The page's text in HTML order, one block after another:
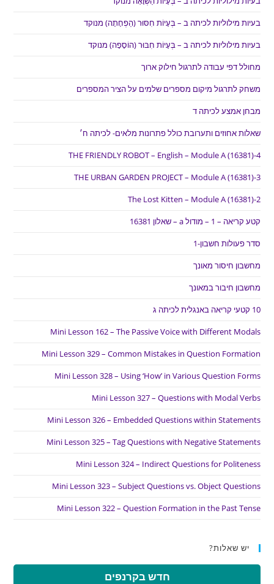
בעיות מילוליות לכיתה ב – בְּעָיוֹת חִסּוּר (הַפְחָתָה) מנוקד
בעיות מילוליות לכיתה ב – בְּעָיוֹת חִבּוּר (הוֹסָפָה) מנוקד
מחולל דפי עבודה לתרגול חילוק ארוך
משחק לתרגול מיקום מספרים שלמים על הציר המספרים
מבחן אמצע לכיתה ד
שאלות אחוזים ותערובת כולל פתרונות מלאים- לכיתה ח׳
THE FRIENDLY ROBOT – English – Module A (16381)-4
THE URBAN GARDEN PROJECT – Module A (16381)-3
The Lost Kitten – Module A (16381)-2
קטע קריאה – 1 – מודול a – שאלון 16381
סדר פעולות חשבון-1
מחשבון חיסור מאונך
מחשבון חיבור במאונך
10 קטעי קריאה באנגלית לכיתה ג
Mini Lesson 162 – The Passive Voice with Different Modals
Mini Lesson 329 – Common Mistakes in Question Formation
Mini Lesson 328 – Using ‘How’ in Various Question Forms
Mini Lesson 327 – Questions with Modal Verbs
Mini Lesson 326 – Embedded Questions within Statements
Mini Lesson 325 – Tag Questions with Negative Statements
Mini Lesson 324 – Indirect Questions for Politeness
Mini Lesson 323 – Subject Questions vs. Object Questions
Mini Lesson 322 – Question Formation in the Past Tense
יש שאלות?
חדש בקרנפים